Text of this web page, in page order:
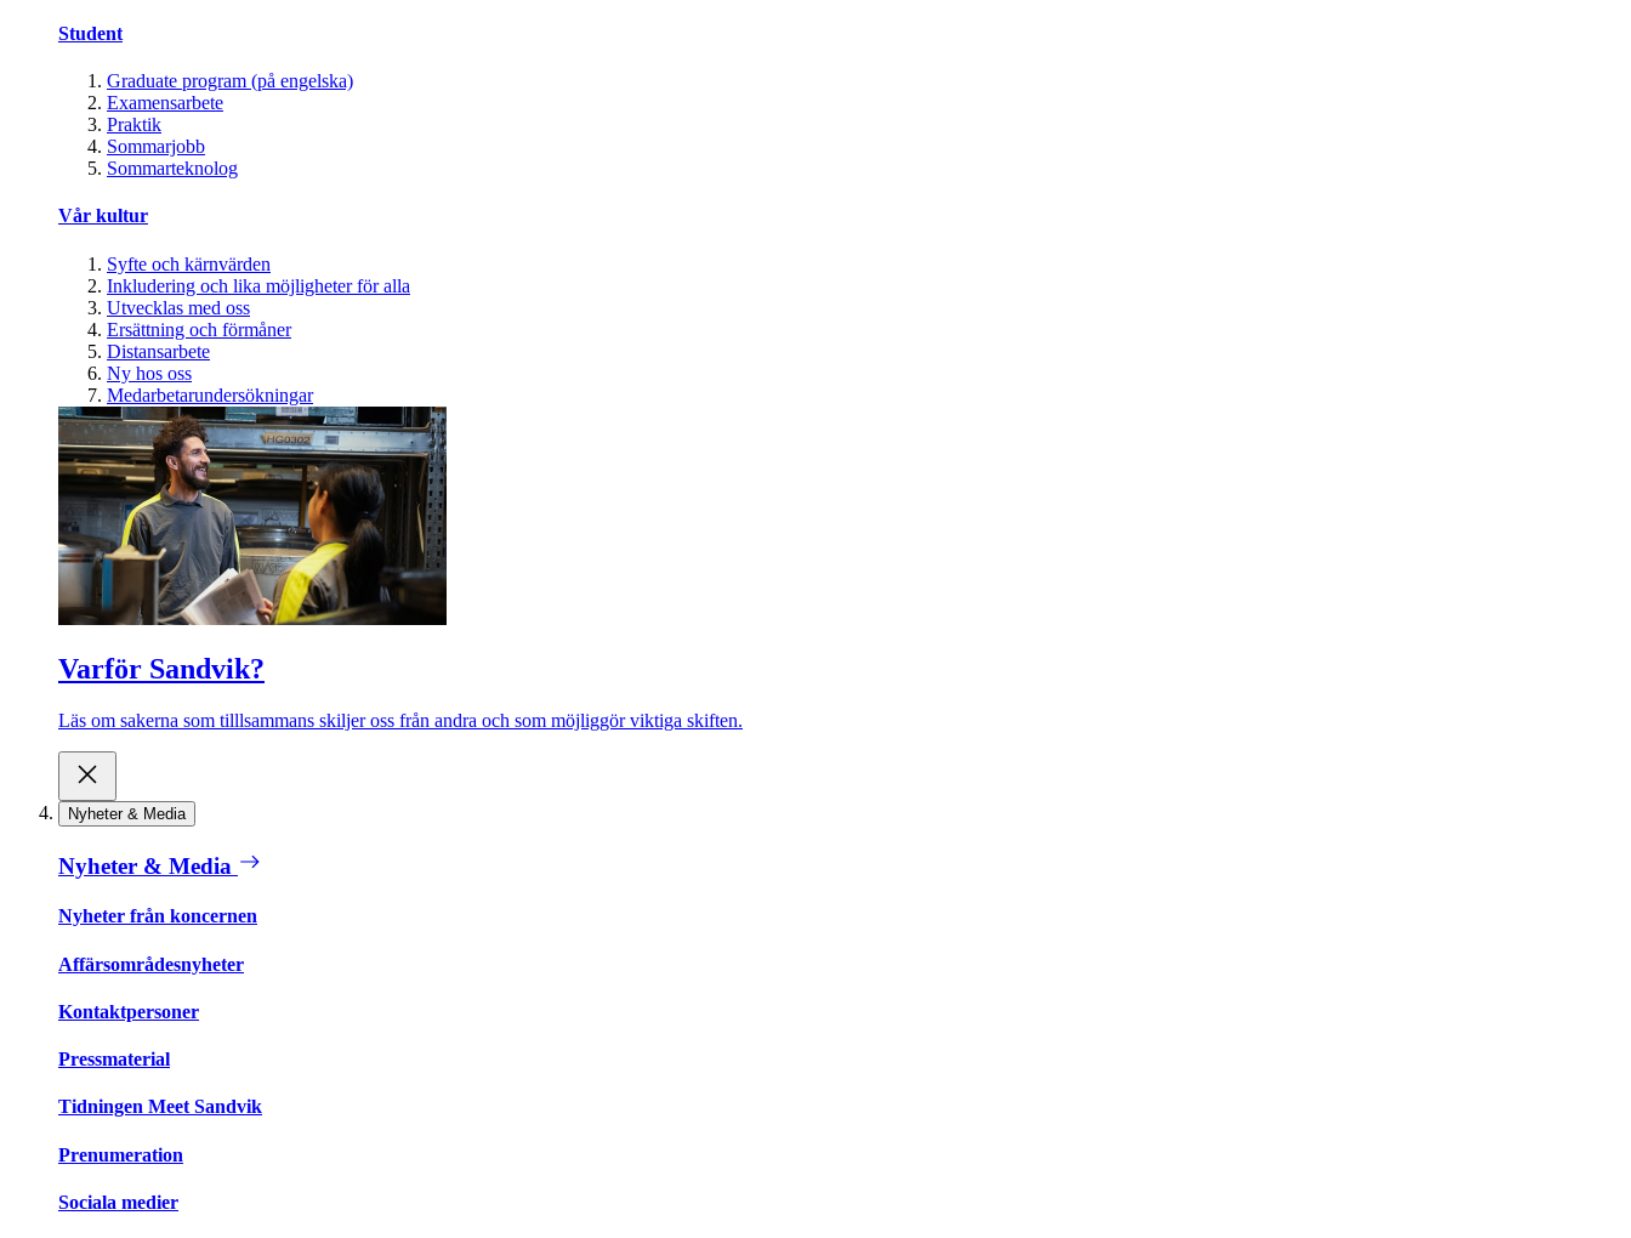
Student
Graduate program (på engelska)
Examensarbete
Praktik
Sommarjobb
Sommarteknolog
Vår kultur
Syfte och kärnvärden
Inkludering och lika möjligheter för alla
Utvecklas med oss
Ersättning och förmåner
Distansarbete
Ny hos oss
Medarbetarundersökningar
Varför Sandvik?
Läs om sakerna som tilllsammans skiljer oss från andra och som möjliggör viktiga skiften.
Nyheter & Media
Nyheter & Media
Nyheter från koncernen
Affärsområdesnyheter
Kontaktpersoner
Pressmaterial
Tidningen Meet Sandvik
Prenumeration
Sociala medier